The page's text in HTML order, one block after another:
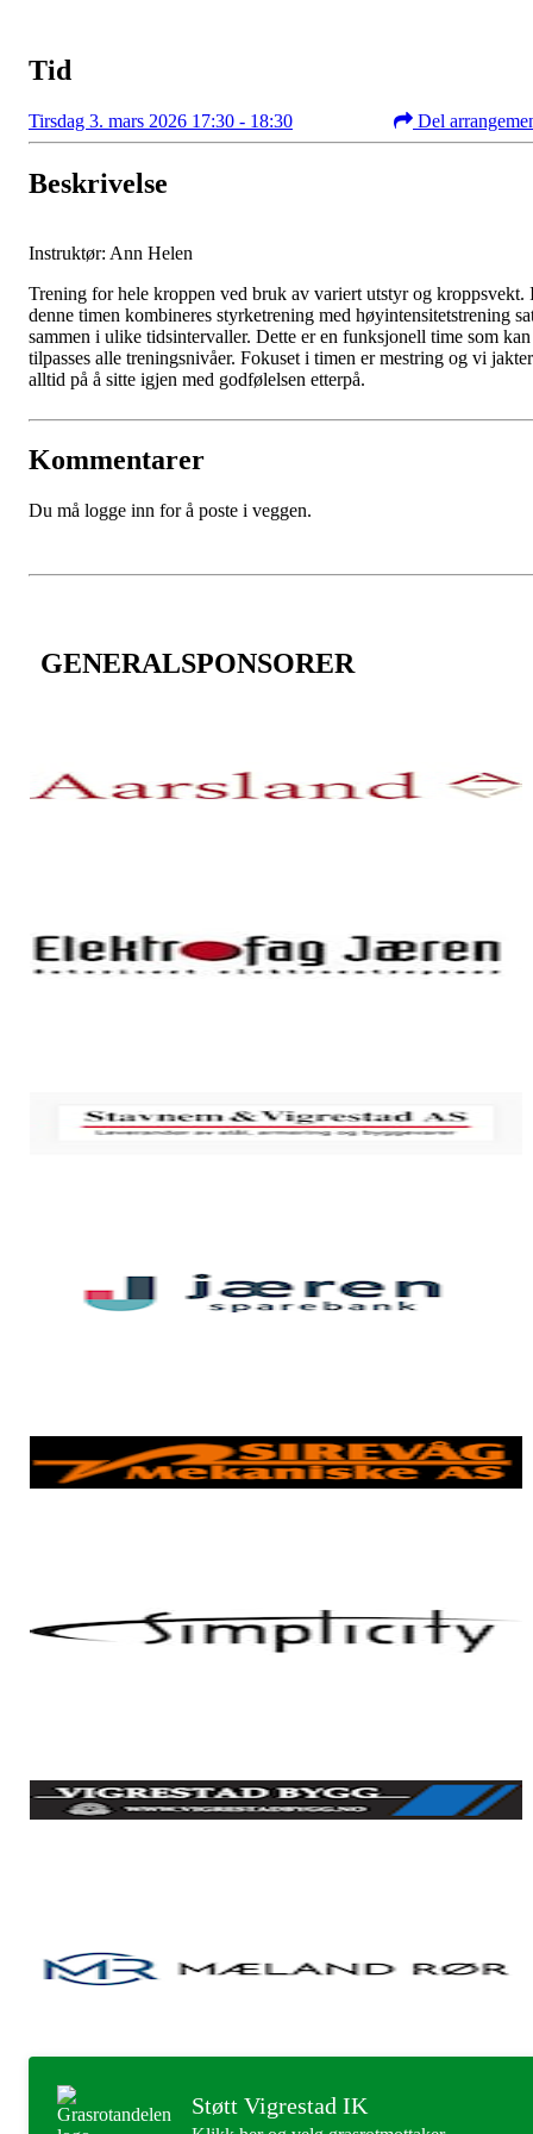
Tid
Tirsdag 3. mars 2026 17:30 - 18:30 Del
Beskrivelse
Instruktør: Ann Helen
Trening for hele kroppen ved bruk av variert utstyr og kroppsvekt.
denne timen kombineres styrketrening med høyintensitetstrening
sammen i ulike tidsintervaller. Dette er en funksjonell time som kan
tilpasses alle treningsnivåer. Fokuset i timen er mestring og vi jakter
alltid på å sitte igjen med godfølelsen etterpå.
Kommentarer
Du må logge inn for å poste i veggen.
GENERALSPONSORER
Støtt Vigrestad IK